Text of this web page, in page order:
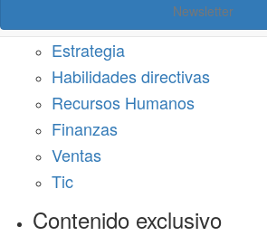
Newsletter
Estrategia
Habilidades directivas
Recursos Humanos
Finanzas
Ventas
Tic
Contenido exclusivo